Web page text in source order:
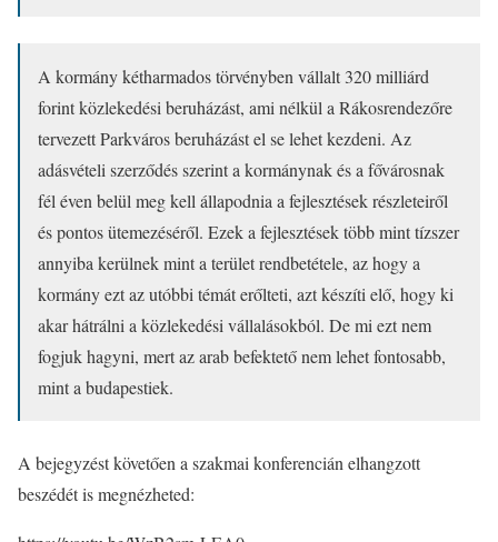
A kormány kétharmados törvényben vállalt 320 milliárd
forint közlekedési beruházást, ami nélkül a Rákosrendezőre
tervezett Parkváros beruházást el se lehet kezdeni. Az
adásvételi szerződés szerint a kormánynak és a fővárosnak
fél éven belül meg kell állapodnia a fejlesztések részleteiről
és pontos ütemezéséről. Ezek a fejlesztések több mint tízszer
annyiba kerülnek mint a terület rendbetétele, az hogy a
kormány ezt az utóbbi témát erőlteti, azt készíti elő, hogy ki
akar hátrálni a közlekedési vállalásokból. De mi ezt nem
fogjuk hagyni, mert az arab befektető nem lehet fontosabb,
mint a budapestiek.
A bejegyzést követően a szakmai konferencián elhangzott
beszédét is megnézheted: